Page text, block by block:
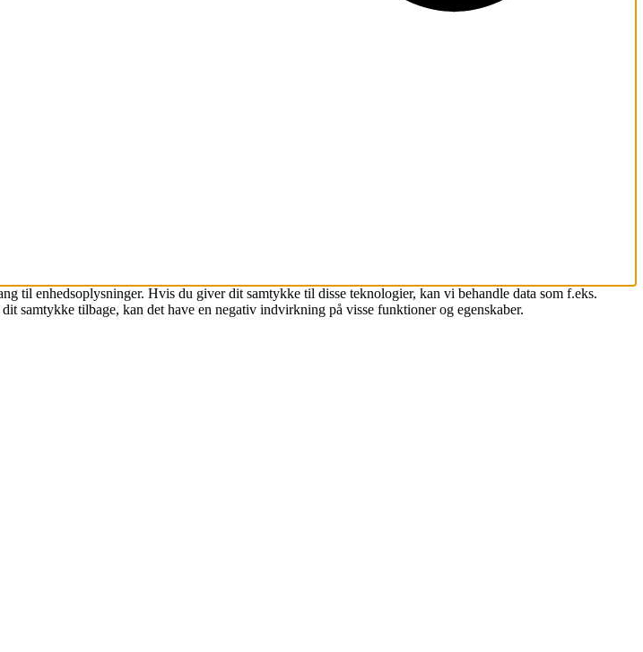
til enhedsoplysninger. Hvis du giver dit samtykke til disse teknologier, kan vi behandle data som f.eks.
tilbage, kan det have en negativ indvirkning på visse funktioner og egenskaber.